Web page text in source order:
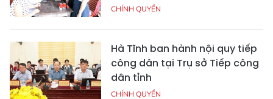
CHÍNH QUYỀN
Hà Tĩnh ban hành nội quy tiếp
công dân tại Trụ sở Tiếp công
dân tỉnh
CHÍNH QUYỀN